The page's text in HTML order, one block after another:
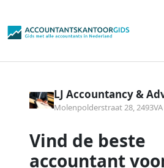
LJ Accountancy &
Molenpolderstraat 28,
Vind de beste
accountant